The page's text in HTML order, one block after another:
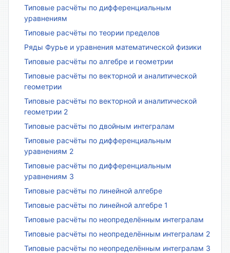
Типовые расчёты по дифференциальным
уравнениям
Типовые расчёты по теории пределов
Ряды Фурье и уравнения математической физики
Типовые расчёты по алгебре и геометрии
Типовые расчёты по векторной и аналитической
геометрии
Типовые расчёты по векторной и аналитической
геометрии 2
Типовые расчёты по двойным интегралам
Типовые расчёты по дифференциальным
уравнениям 2
Типовые расчёты по дифференциальным
уравнениям 3
Типовые расчёты по линейной алгебре
Типовые расчёты по линейной алгебре 1
Типовые расчёты по неопределённым интегралам
Типовые расчёты по неопределённым интегралам 2
Типовые расчёты по неопределённым интегралам 3